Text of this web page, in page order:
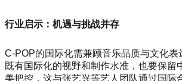
行业启示：机遇与挑战并存
C-POP的国际化需兼顾音乐品质与文化表
既有国际化的视野和制作水准，也要保留
美把控，这与张艺兴等艺人团队通过国际